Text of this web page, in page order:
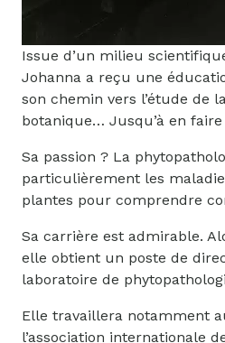
Issue d’un milieu
Johanna a reçu une
son chemin vers l’étude de
botanique… Jusqu’à en
Sa passion ? La
particulièrement les
plantes pour comprendre
Sa carrière est admirable.
elle obtient un poste de
laboratoire de
Elle travaillera notamment
l’association internationale